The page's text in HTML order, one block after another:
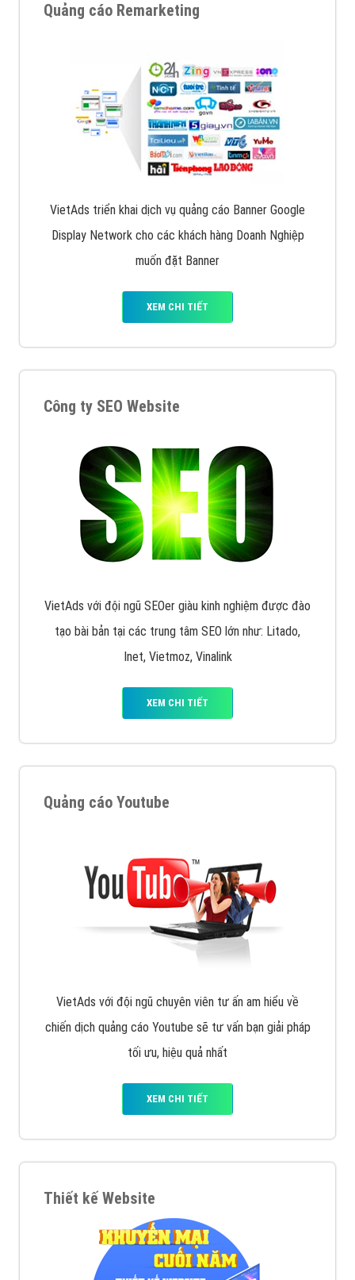
Quảng cáo Remarketing
VietAds triển khai dịch vụ quảng cáo Banner Google
Display Network cho các khách hàng Doanh Nghiệp
muốn đặt Banner
XEM CHI TIẾT
Công ty SEO Website
VietAds với đội ngũ SEOer giàu kinh nghiệm được đào
tạo bài bản tại các trung tâm SEO lớn như: Litado,
Inet, Vietmoz, Vinalink
XEM CHI TIẾT
Quảng cáo Youtube
VietAds với đội ngũ chuyên viên tư ấn am hiểu về
chiến dịch quảng cáo Youtube sẽ tư vấn bạn giải pháp
tối ưu, hiệu quả nhất
XEM CHI TIẾT
Thiết kế Website